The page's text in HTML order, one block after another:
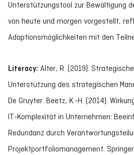
Unterstützungstool zur Bewältigung
von heute und morgen vorgestellt,
Adaptionsmöglichkeiten mit den
Literacy: Alter, R. (2019).
Unterstützung des strategischen
De Gruyter. Beetz, K.-H. (2014).
IT-Komplexität in Unternehmen:
Redundanz durch
Projektportfoliomanagement. Springer